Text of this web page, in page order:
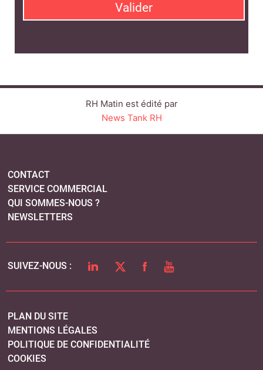
Valider
RH Matin est édité par
News Tank RH
CONTACT
SERVICE COMMERCIAL
QUI SOMMES-NOUS ?
NEWSLETTERS
SUIVEZ-NOUS : LINKEDINTWITTERFACEBOOK
YOUTUBE
PLAN DU SITE
MENTIONS LÉGALES
POLITIQUE DE CONFIDENTIALITÉ
COOKIES